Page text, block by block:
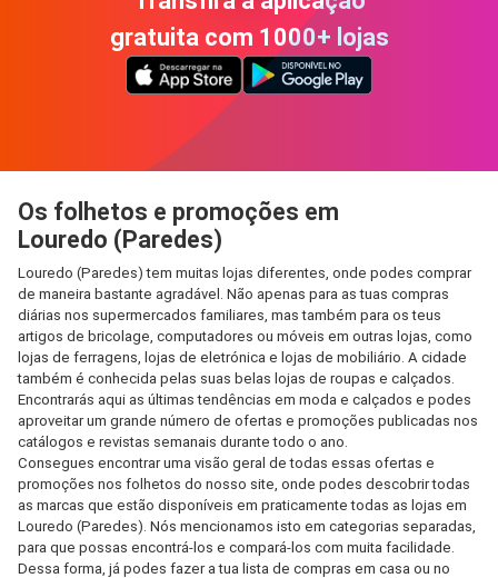
gratuita com 1000+ lojas
Os folhetos e promoções em
Louredo (Paredes)
Louredo (Paredes) tem muitas lojas diferentes, onde podes comprar
de maneira bastante agradável. Não apenas para as tuas compras
diárias nos supermercados familiares, mas também para os teus
artigos de bricolage, computadores ou móveis em outras lojas, como
lojas de ferragens, lojas de eletrónica e lojas de mobiliário. A cidade
também é conhecida pelas suas belas lojas de roupas e calçados.
Encontrarás aqui as últimas tendências em moda e calçados e podes
aproveitar um grande número de ofertas e promoções publicadas nos
catálogos e revistas semanais durante todo o ano.
Consegues encontrar uma visão geral de todas essas ofertas e
promoções nos folhetos do nosso site, onde podes descobrir todas
as marcas que estão disponíveis em praticamente todas as lojas em
Louredo (Paredes). Nós mencionamos isto em categorias separadas,
para que possas encontrá-los e compará-los com muita facilidade.
Dessa forma, já podes fazer a tua lista de compras em casa ou no